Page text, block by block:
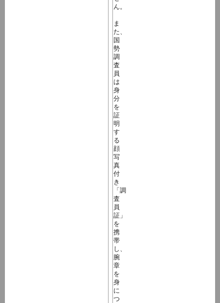
ん。
ま
た、
国
勢
調
査
員
は
身
分
を
証
明
す
る
顔
写
真
付
き
「調
査
員
証」
を
携
帯
し、
腕
章
を
身
に
つ